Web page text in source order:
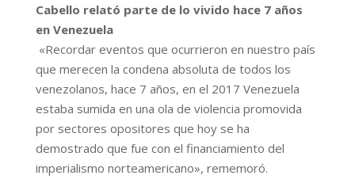
Cabello relató parte de lo vivido hace 7 años
en Venezuela
«Recordar eventos que ocurrieron en nuestro país
que merecen la condena absoluta de todos los
venezolanos, hace 7 años, en el 2017 Venezuela
estaba sumida en una ola de violencia promovida
por sectores opositores que hoy se ha
demostrado que fue con el financiamiento del
imperialismo norteamericano», rememoró.